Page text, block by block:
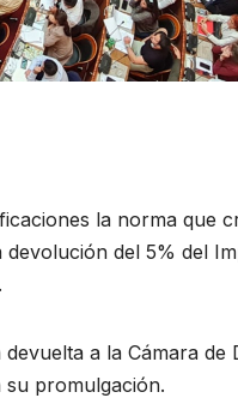
la norma que
del 5% del
a la Cámara
su promulgación.